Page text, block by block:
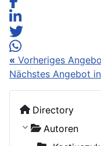
Directory
Autoren
« Vorheriges
Nächstes Angebot